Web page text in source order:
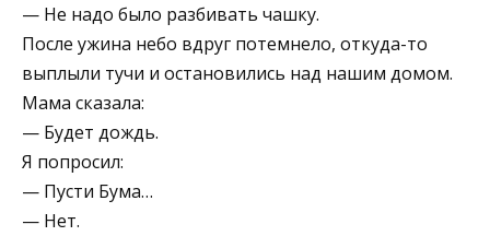
— Не надо было разбивать чашку.
После ужина небо вдруг потемнело, откуда-то
выплыли тучи и остановились над нашим домом.
Мама сказала:
— Будет дождь.
Я попросил:
— Пусти Бума…
— Нет.